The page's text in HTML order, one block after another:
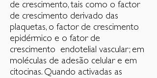
de crescimento, tais como o factor
de crescimento derivado das
plaquetas, o factor de crescimento
epidérmico e o fator de
crescimento endotelial vascular; em
moléculas de adesão celular e em
citocinas. Quando activadas as